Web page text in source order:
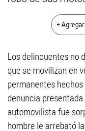
+
Los delincuentes no
que se movilizan en
permanentes
denuncia
automovilista fue
hombre le arrebató